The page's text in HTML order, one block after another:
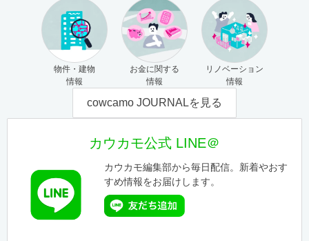
物件・建物
情報
お金に関する
情報
リノベーション
情報
cowcamo JOURNALを見る
カウカモ公式 LINE＠
カウカモ編集部から毎日配信。新着やおす
すめ情報をお届けします。